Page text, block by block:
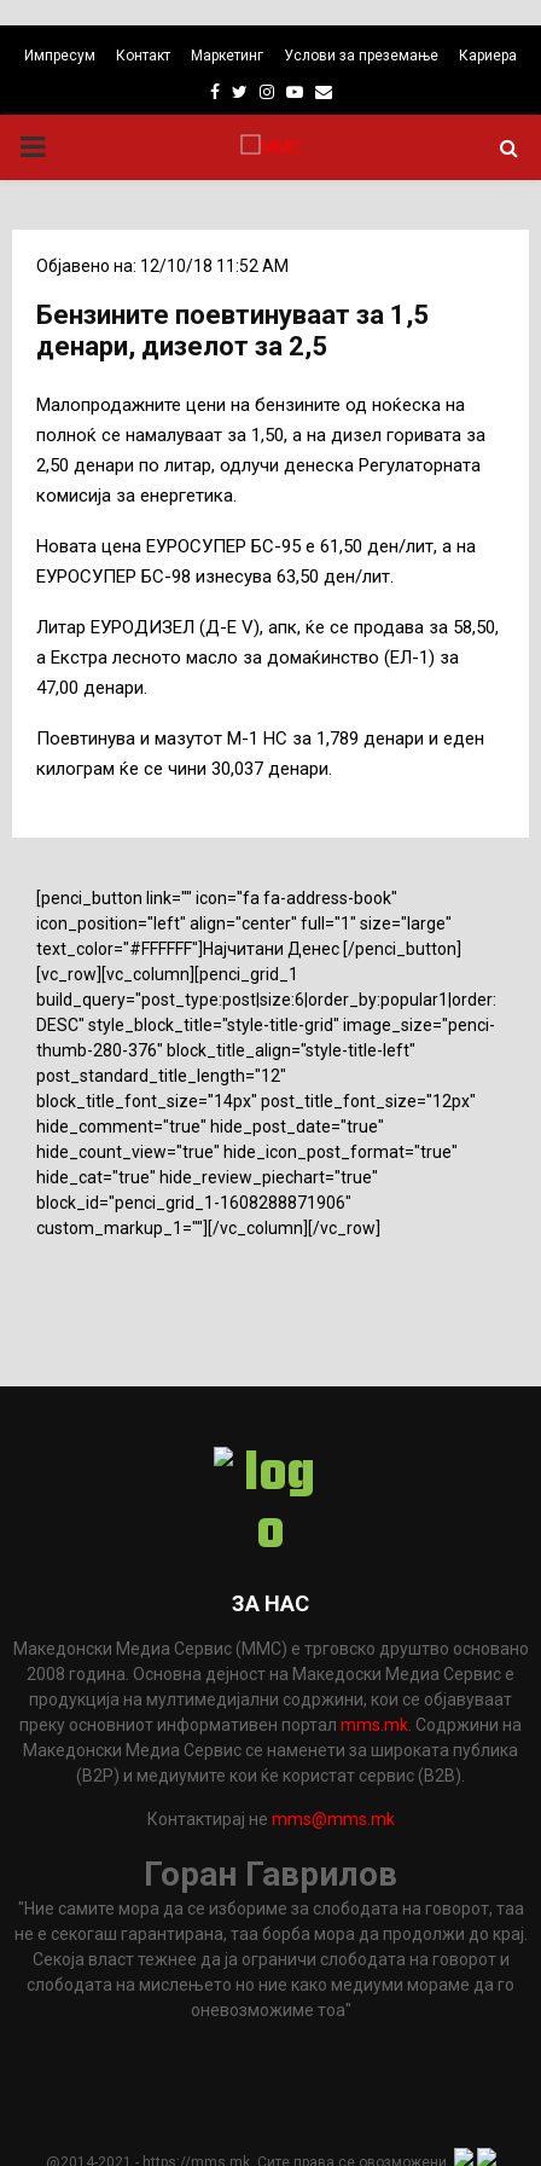
Импресум Контакт Маркетинг Услови за преземање Кариера
Facebook
TwitterInstagram
Youtube
Email
PRIMARY
Објавено на: 12/10/18 11:52 AM
Бензините поевтинуваат за 1,5
денари, дизелот за 2,5
Малопродажните цени на бензините од ноќеска на
полноќ се намалуваат за 1,50, а на дизел горивата за
2,50 денари по литар, одлучи денеска Регулаторната
комисија за енергетика.
Новата цена ЕУРОСУПЕР БС-95 е 61,50 ден/лит, а на
ЕУРОСУПЕР БС-98 изнесува 63,50 ден/лит.
Литар ЕУРОДИЗЕЛ (Д-Е V), апк, ќе се продава за 58,50,
а Екстра лесното масло за домаќинство (ЕЛ-1) за
47,00 денари.
Поевтинува и мазутот М-1 НС за 1,789 денари и еден
килограм ќе се чини 30,037 денари.
[penci_button link="" icon="fa fa-address-book"
icon_position="left" align="center" full="1" size="large"
text_color="#FFFFFF"]Најчитани Денес [/penci_button]
[vc_row][vc_column][penci_grid_1
build_query="post_type:post|size:6|order_by:popular1|order:
DESC" style_block_title="style-title-grid" image_size="penci-
thumb-280-376" block_title_align="style-title-left"
post_standard_title_length="12"
block_title_font_size="14px" post_title_font_size="12px"
hide_comment="true" hide_post_date="true"
hide_count_view="true" hide_icon_post_format="true"
hide_cat="true" hide_review_piechart="true"
block_id="penci_grid_1-1608288871906"
custom_markup_1=""][/vc_column][/vc_row]
ЗА НАС
Македонски Медиа Сервис (ММС) е трговско друштво основано
2008 година. Основна дејност на Македоски Медиа Сервис е
продукција на мултимедијални содржини, кои се објавуваат
преку основниот информативен портал mms.mk . Содржини на
Македонски Медиа Сервис се наменети за широката публика
(B2P) и медиумите кои ќе користат сервис (B2B).
Контактирај не mms@mms.mk
Горан Гаврилов
"Ние самите мора да се избориме за слободата на говорот, таа
не е секогаш гарантирана, таа борба мора да продолжи до крај.
Секоја власт тежнее да ја ограничи слободата на говорот и
слободата на мислењето но ние како медиуми мораме да го
оневозможиме тоа"
@2014-2021 - https://mms.mk. Сите права се овозможени.